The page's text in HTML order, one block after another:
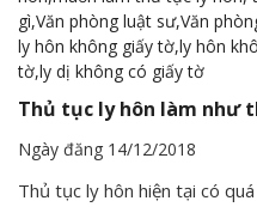
Thủ tục ly hôn làm như
Ngày đăng 14/12/2018
Thủ tục ly hôn hiện tại có